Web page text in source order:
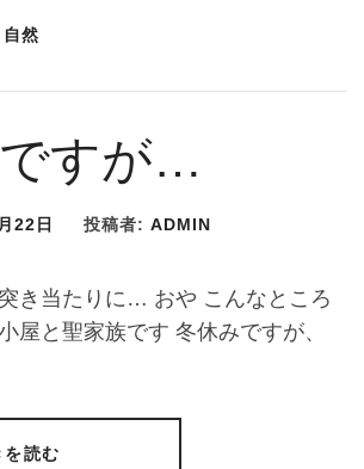
然
すが…
22日 投稿者: ADMIN
き当たりに… おや こんなところ
屋と聖家族です 冬休みですが、
を読む